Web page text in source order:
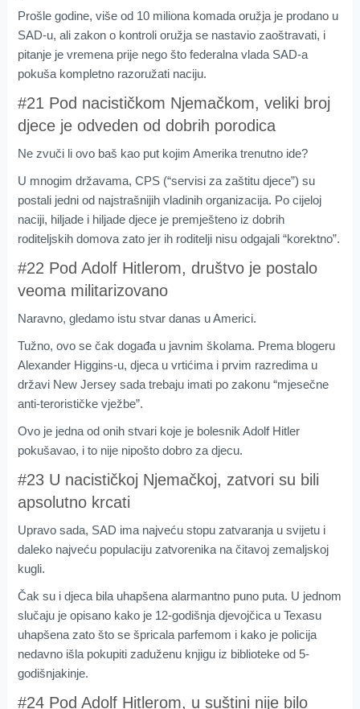
Prošle godine, više od 10 miliona komada oružja je prodano u
SAD-u, ali zakon o kontroli oružja se nastavio zaoštravati, i
pitanje je vremena prije nego što federalna vlada SAD-a
pokuša kompletno razoružati naciju.
#21 Pod nacističkom Njemačkom, veliki broj
djece je odveden od dobrih porodica
Ne zvuči li ovo baš kao put kojim Amerika trenutno ide?
U mnogim državama, CPS (“servisi za zaštitu djece”) su
postali jedni od najstrašnijih vladinih organizacija. Po cijeloj
naciji, hiljade i hiljade djece je premješteno iz dobrih
roditeljskih domova zato jer ih roditelji nisu odgajali “korektno”.
#22 Pod Adolf Hitlerom, društvo je postalo
veoma militarizovano
Naravno, gledamo istu stvar danas u Americi.
Tužno, ovo se čak događa u javnim školama. Prema blogeru
Alexander Higgins-u, djeca u vrtićima i prvim razredima u
državi New Jersey sada trebaju imati po zakonu “mjesečne
anti-terorističke vježbe”.
Ovo je jedna od onih stvari koje je bolesnik Adolf Hitler
pokušavao, i to nije nipošto dobro za djecu.
#23 U nacističkoj Njemačkoj, zatvori su bili
apsolutno krcati
Upravo sada, SAD ima najveću stopu zatvaranja u svijetu i
daleko najveću populaciju zatvorenika na čitavoj zemaljskoj
kugli.
Čak su i djeca bila uhapšena alarmantno puno puta. U jednom
slučaju je opisano kako je 12-godišnja djevojčica u Texasu
uhapšena zato što se špricala parfemom i kako je policija
nedavno išla pokupiti zaduženu knjigu iz biblioteke od 5-
godišnjakinje.
#24 Pod Adolf Hitlerom, u suštini nije bilo